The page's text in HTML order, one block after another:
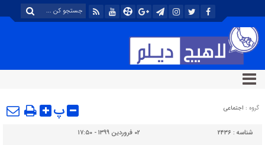
گروه : اجتماعی پ
شناسه : ۲۴۳۶
۰۲ فروردین ۱۳۹۹ - ۱۷:۵۰